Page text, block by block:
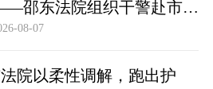
邵东法院组织干警赴市禁
教育基地参观学习
08-07
院以柔性调解，跑出护